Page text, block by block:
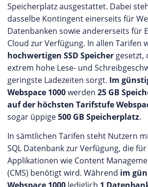
Speicherplatz ausgestattet. Dabei
dasselbe Kontingent einerseits für
Datenbanken sowie andererseits für
Cloud zur Verfügung. In allen Tarifen
hochwertigen SSD Speicher gesetzt,
extrem hohe Lese- und
geringste Ladezeiten sorgt. Im
Webspace 1000werden 25 GB
auf der höchsten Tarifstufe
sogar üppige500 GB Speicherplatz.
In sämtlichen Tarifen steht Nutzern
SQL Datenbank zur Verfügung, die
Applikationen wie Content
(CMS) benötigt wird. Während im
Webspace 1000 lediglich 1